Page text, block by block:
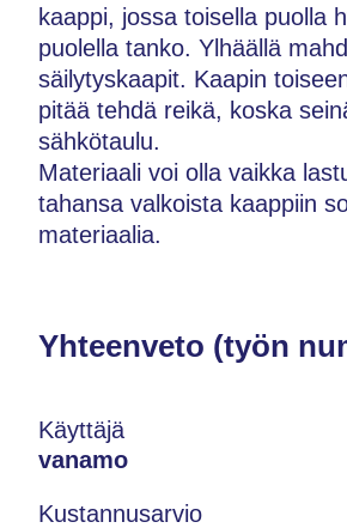
kaappi, jossa toisella puolla
puolella tanko. Ylhäällä
säilytyskaapit. Kaapin
pitää tehdä reikä, koska
sähkötaulu.
Materiaali voi olla vaikka
tahansa valkoista kaappiin
materiaalia.
Yhteenveto (työn
Käyttäjä
vanamo
Kustannusarvio